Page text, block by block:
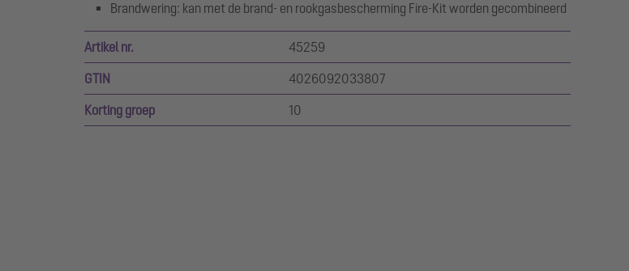
Brandwering: kan met de brand- en rookgasbescherming Fire-Kit worden gecombineerd
Artikel nr. 45259
GTIN 4026092033807
Korting groep 10